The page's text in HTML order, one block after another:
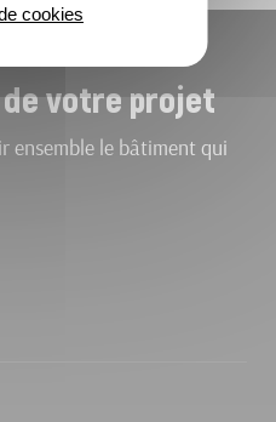
votre projet
ensemble le bâtiment qui
cookies